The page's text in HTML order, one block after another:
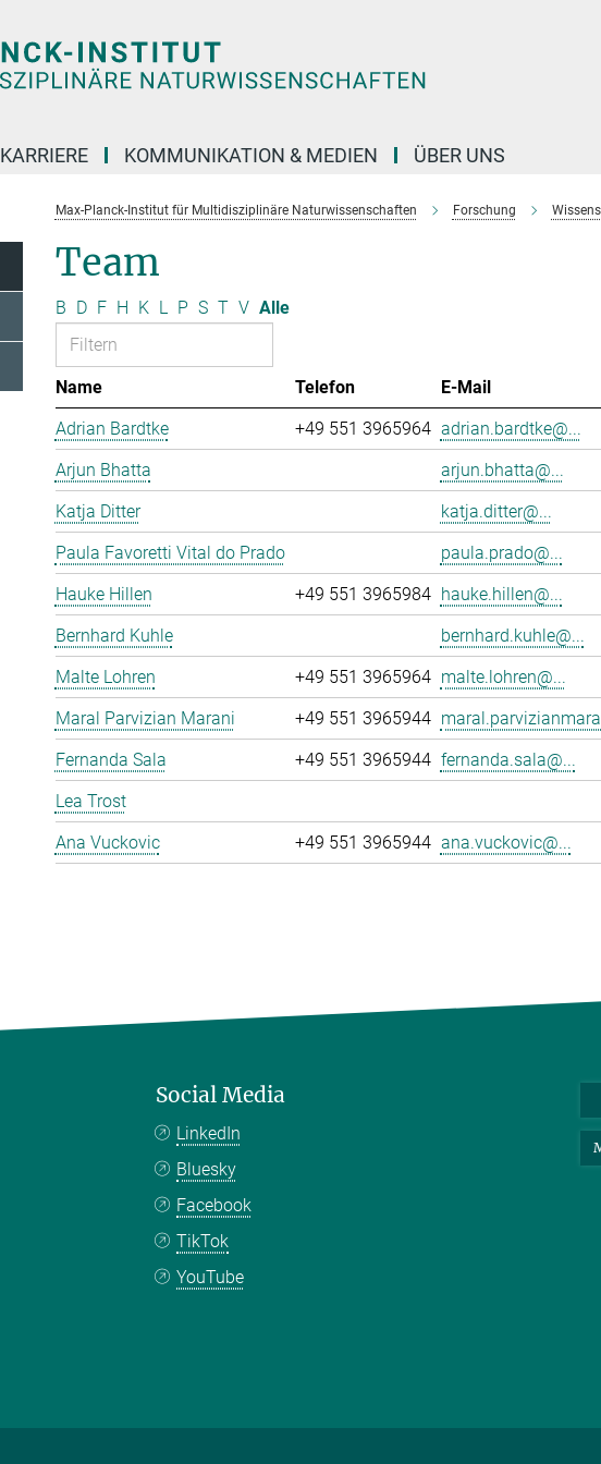
KARRIERE KOMMUNIKATION & MEDIEN ÜBER UNS
Max-Planck-Institut für Multidisziplinäre Naturwissenschaften Forschung
Team
B D F H K L P S T V Alle
Name Telefon
E-Mail
Adrian Bardtke
+49 551 3965964 adrian.bardtke@...
Arjun Bhatta
arjun.bhatta@...
Katja Ditter
katja.ditter@...
Paula Favoretti Vital do Prado
paula.prado@...
Hauke Hillen
+49 551 3965984 hauke.hillen@...
Bernhard Kuhle
bernhard.kuhle@...
Malte Lohren
+49 551 3965964 malte.lohren@...
Maral Parvizian Marani
+49 551 3965944
Fernanda Sala
+49 551 3965944 fernanda.sala@...
Lea Trost
Ana Vuckovic
+49 551 3965944 ana.vuckovic@...
Social Media
LinkedIn
Bluesky
Facebook
TikTok
YouTube